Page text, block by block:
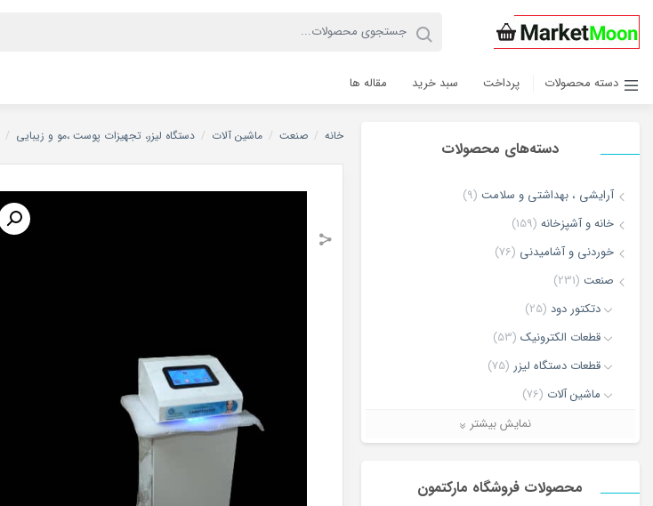
دسته محصولات پرداخت سبد خرید مقاله ها
دسته‌های محصولات
آرایشی ، بهداشتی و سلامت (9)
خانه و آشپزخانه (159)
خوردنی و آشامیدنی (76)
صنعت (231)
دتکتور دود (25)
قطعات الکترونیک (53)
قطعات دستگاه لیزر (75)
ماشین آلات (76)
دستگاه تمیز کننده لیزری
دستگاه فایبر مارکر
(28)
نمایش بیشتر
محصولات فروشگاه مارکتمون
خانه / صنعت / ماشین آلات / دستگاه لیزر، تجهیزات پوست ،مو و زیبایی /